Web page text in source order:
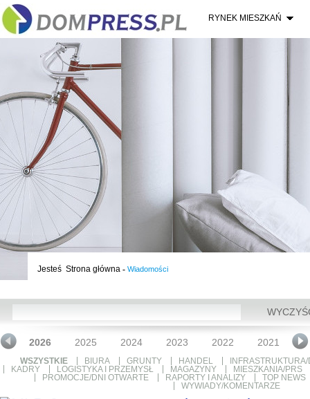
RYNEK MIESZKAŃ
Jesteś Strona główna - Wiadomości
2026 2025 2024 2023 2022 2021
WSZYSTKIE BIURA GRUNTY HANDEL
KADRY
LOGISTYKA I PRZEMYSŁ MAGAZYNY
MIESZKANIA/PRS
PROMOCJE/DNI OTWARTE
RAPORTY I ANALIZY
TOP NEWS
WYWIADY/KOMENTARZE